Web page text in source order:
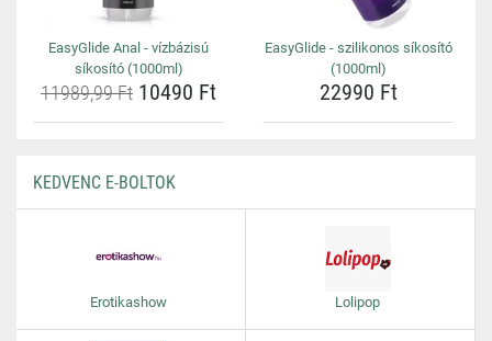
EasyGlide Anal - vízbázisú
síkosító (1000ml)
11989,99 Ft 10490 Ft
EasyGlide - szilikonos síkosító
(1000ml)
22990 Ft
KEDVENC E-BOLTOK
Erotikashow Lolipop